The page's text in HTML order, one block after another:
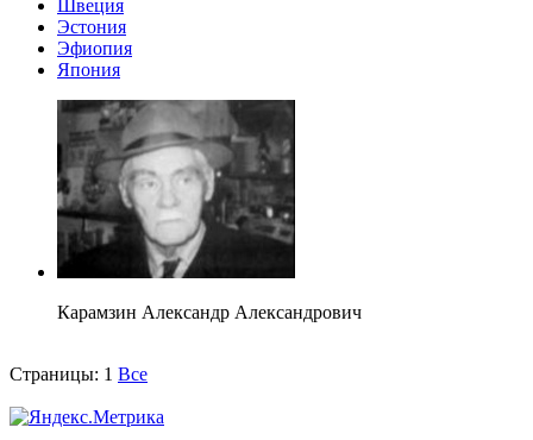
Швеция
Эстония
Эфиопия
Япония
Карамзин Александр Александрович
Страницы: 1 Все